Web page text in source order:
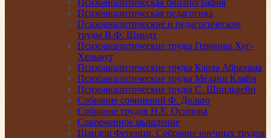
Психоаналитическая библиография
Психоаналитическая педагогика
Психоаналитические и педагогические
труды В.Ф. Шмидт
Психоаналитические труды Гермины Хуг-
Хельмут
Психоаналитические труды Карла Абрахама
Психоаналитические труды Мелани Кляйн
Психоаналитические труды С. Шпильрейн
Собрание сочинений Ф. Дольто
Собрание трудов Н.Е. Осипова
Современное мышление
Шандор Ференци. Собрание научных трудов